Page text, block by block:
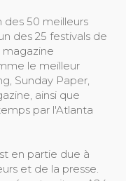
des 50 meilleurs
des 25 festivals de
le meilleur
Sunday Paper,
ainsi que
par l'Atlanta
en partie due à
et de la presse.